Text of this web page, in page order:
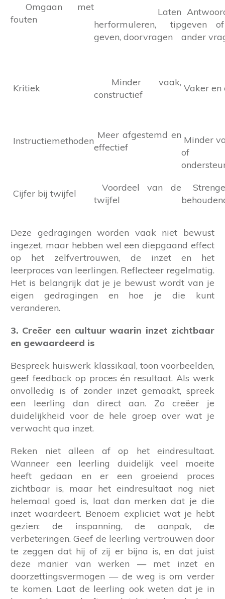
Omgaan met
fouten
Laten
herformuleren, tip
geven, doorvragen
geven
ander
Kritiek
Minder vaak,
constructief
Vaker en
Instructiemethoden
Meer afgestemd en
effectief
Minder
of
Cijfer bij twijfel
Voordeel van de
twijfel
Deze gedragingen worden vaak niet bewust
ingezet, maar hebben wel een diepgaand effect
op het zelfvertrouwen, de inzet en het
leerproces van leerlingen. Reflecteer regelmatig.
Het is belangrijk dat je je bewust wordt van je
eigen gedragingen en hoe je die kunt
veranderen.
3. Creëer een cultuur waarin inzet zichtbaar
en gewaardeerd is
Bespreek huiswerk klassikaal, toon voorbeelden,
geef feedback op proces én resultaat. Als werk
onvolledig is of zonder inzet gemaakt, spreek
een leerling dan direct aan. Zo creëer je
duidelijkheid voor de hele groep over wat je
verwacht qua inzet.
Reken niet alleen af op het eindresultaat.
Wanneer een leerling duidelijk veel moeite
heeft gedaan en er een groeiend proces
zichtbaar is, maar het eindresultaat nog niet
helemaal goed is, laat dan merken dat je die
inzet waardeert. Benoem expliciet wat je hebt
gezien: de inspanning, de aanpak, de
verbeteringen. Geef de leerling vertrouwen door
te zeggen dat hij of zij er bijna is, en dat juist
deze manier van werken — met inzet en
doorzettingsvermogen — de weg is om verder
te komen. Laat de leerling ook weten dat je in